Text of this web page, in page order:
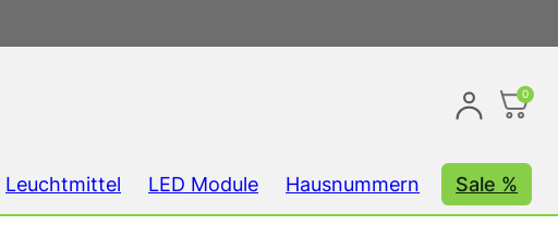
0
Leuchtmittel LED Module Hausnummern Sale %